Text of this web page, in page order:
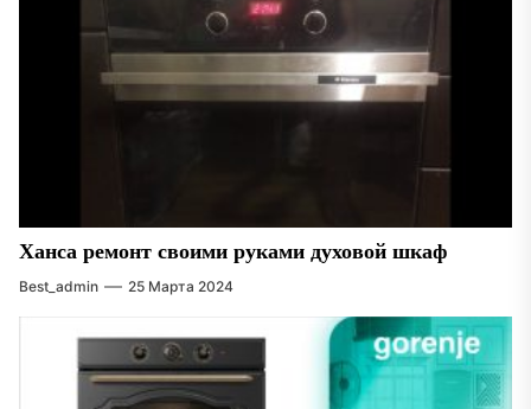
Ханса ремонт своими руками духовой шкаф
Best_admin 25 Марта 2024